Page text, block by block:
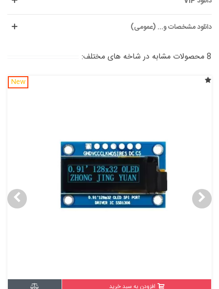
دانلود مشخصات و... (عمومی)
8 محصولات مشابه در شاخه های مختلف:
New
افزودن به سبد خرید